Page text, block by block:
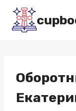
Перейти
содержимому